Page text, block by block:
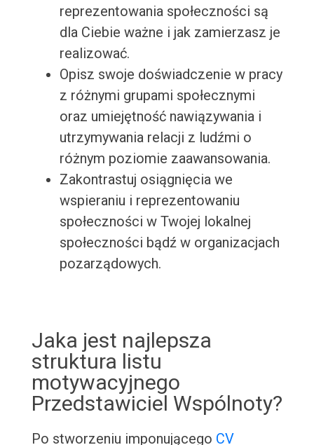
reprezentowania społeczności są
dla Ciebie ważne i jak zamierzasz je
realizować.
Opisz swoje doświadczenie w pracy
z różnymi grupami społecznymi
oraz umiejętność nawiązywania i
utrzymywania relacji z ludźmi o
różnym poziomie zaawansowania.
Zakontrastuj osiągnięcia we
wspieraniu i reprezentowaniu
społeczności w Twojej lokalnej
społeczności bądź w organizacjach
pozarządowych.
Jaka jest najlepsza
struktura listu
motywacyjnego
Przedstawiciel Wspólnoty?
Po stworzeniu imponującego CV